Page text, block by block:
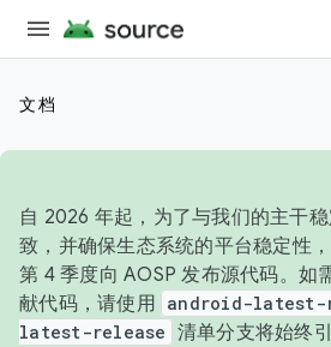
文档
自 2026 年起，为了与我们的主干
致，并确保生态系统的平台稳定性
第 4 季度向 AOSP 发布源代码。如
献代码，请使用 android-latest-
latest-release 清单分支将始终